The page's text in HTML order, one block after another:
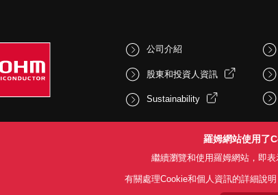
公司介紹
股東和投資人資訊
Sustainability
羅姆網站使用了
繼續瀏覽和使用羅姆網站，即表
有關處理Cookie和個人資訊的詳細說明